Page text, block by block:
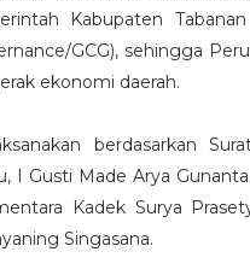
Kabupaten
GCG), sehingga
ekonomi daerah.
berdasarkan
I Gusti Made Arya
Kadek Surya
Singasana.